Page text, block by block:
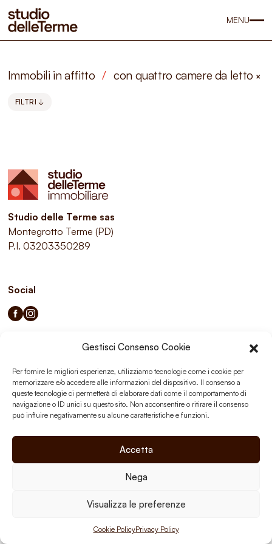
Gestisci Consenso Cookie
Per fornire le migliori esperienze, utilizziamo tecnologie come i cookie per
memorizzare e/o accedere alle informazioni del dispositivo. Il consenso a
queste tecnologie ci permetterà di elaborare dati come il comportamento di
navigazione o ID unici su questo sito. Non acconsentire o ritirare il consenso
può influire negativamente su alcune caratteristiche e funzioni.
Accetta
Nega
Visualizza le preferenze
Cookie PolicyPrivacy Policy
MENU
Immobili in affitto / con quattro camere da letto ×
FILTRI ↓
Studio delle Terme sas
Montegrotto Terme (PD)
P.I. 03203350289
Social
Cookie Policy